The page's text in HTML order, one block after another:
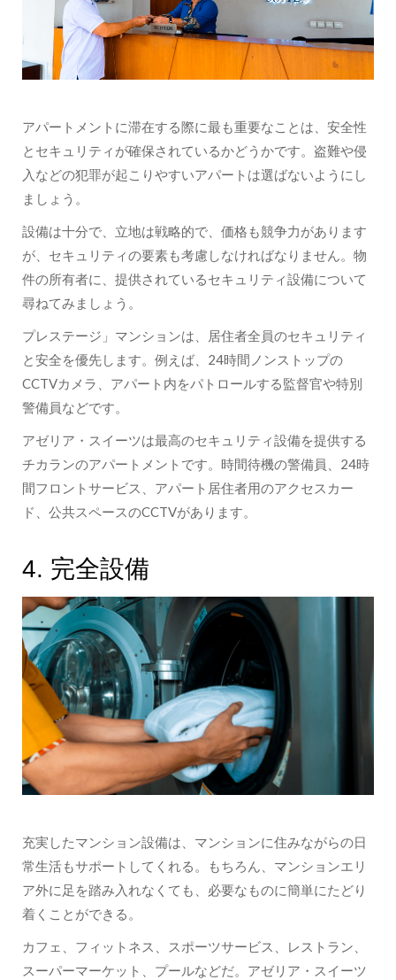
アパートメントに滞在する際に最も重要なことは、安全性
とセキュリティが確保されているかどうかです。盗難や侵
入などの犯罪が起こりやすいアパートは選ばないようにし
ましょう。
設備は十分で、立地は戦略的で、価格も競争力があります
が、セキュリティの要素も考慮しなければなりません。物
件の所有者に、提供されているセキュリティ設備について
尋ねてみましょう。
プレステージ」マンションは、居住者全員のセキュリティ
と安全を優先します。例えば、24時間ノンストップの
CCTVカメラ、アパート内をパトロールする監督官や特別
警備員などです。
アゼリア・スイーツは最高のセキュリティ設備を提供する
チカランのアパートメントです。時間待機の警備員、24時
間フロントサービス、アパート居住者用のアクセスカー
ド、公共スペースのCCTVがあります。
4. 完全設備
充実したマンション設備は、マンションに住みながらの日
常生活もサポートしてくれる。もちろん、マンションエリ
ア外に足を踏み入れなくても、必要なものに簡単にたどり
着くことができる。
カフェ、フィットネス、スポーツサービス、レストラン、
スーパーマーケット、プールなどだ。アゼリア・スイーツ